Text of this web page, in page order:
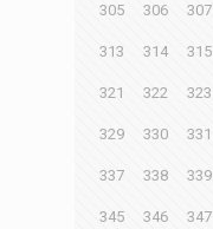
305 306 307
313 314 315
321 322 323
329 330 331
337 338 339
345 346 347